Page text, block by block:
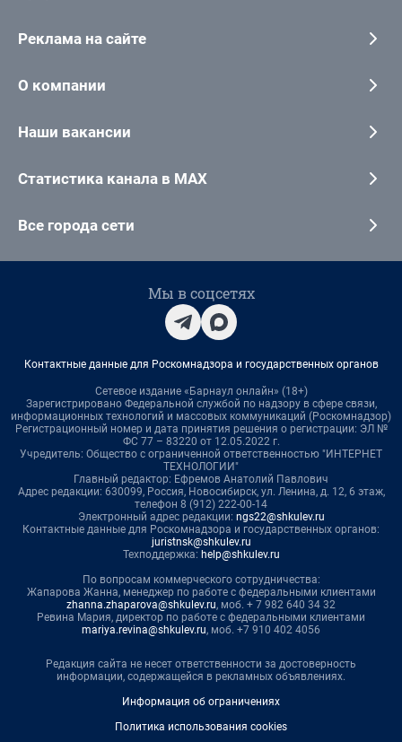
Реклама на сайте
О компании
Наши вакансии
Статистика канала в MAX
Все города сети
Мы в соцсетях
Контактные данные для Роскомнадзора и государственных органов
Сетевое издание «Барнаул онлайн» (18+)
Зарегистрировано Федеральной службой по надзору в сфере связи,
информационных технологий и массовых коммуникаций (Роскомнадзор)
Регистрационный номер и дата принятия решения о регистрации: ЭЛ №
ФС 77 – 83220 от 12.05.2022 г.
Учредитель: Общество с ограниченной ответственностью "ИНТЕРНЕТ
ТЕХНОЛОГИИ"
Главный редактор: Ефремов Анатолий Павлович
Адрес редакции: 630099, Россия, Новосибирск, ул. Ленина, д. 12, 6 этаж,
телефон 8 (912) 222-00-14
Электронный адрес редакции: ngs22@shkulev.ru
Контактные данные для Роскомнадзора и государственных органов:
juristnsk@shkulev.ru
Техподдержка: help@shkulev.ru
По вопросам коммерческого сотрудничества:
Жапарова Жанна, менеджер по работе с федеральными клиентами
zhanna.zhaparova@shkulev.ru, моб. + 7 982 640 34 32
Ревина Мария, директор по работе с федеральными клиентами
mariya.revina@shkulev.ru, моб. +7 910 402 4056
Редакция сайта не несет ответственности за достоверность
информации, содержащейся в рекламных объявлениях.
Информация об ограничениях
Политика использования cookies